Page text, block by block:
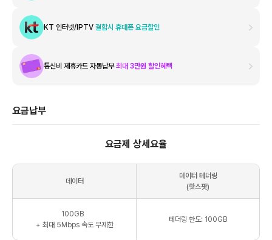
KT 인터넷/IPTV 결합시 휴대폰 요금할인
통신비 제휴카드 자동납부최대 3만원 할인혜택
요금납부
요금제 상세요율
데이터
데이터 테더링
(핫스팟)
100GB
+ 최대 5Mbps 속도 무제한
테더링 한도: 100GB